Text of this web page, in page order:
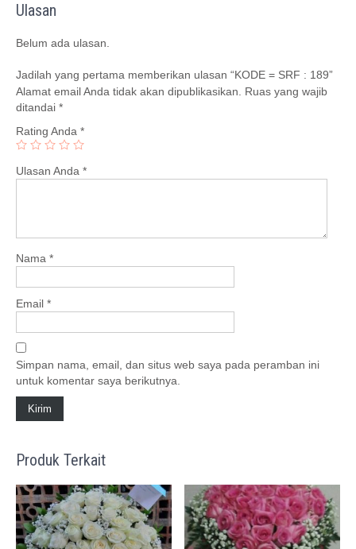
Ulasan
Belum ada ulasan.
Jadilah yang pertama memberikan ulasan “KODE = SRF : 189”
Alamat email Anda tidak akan dipublikasikan. Ruas yang wajib
ditandai *
Rating Anda *
Ulasan Anda *
Nama *
Email *
Simpan nama, email, dan situs web saya pada peramban ini
untuk komentar saya berikutnya.
Produk Terkait